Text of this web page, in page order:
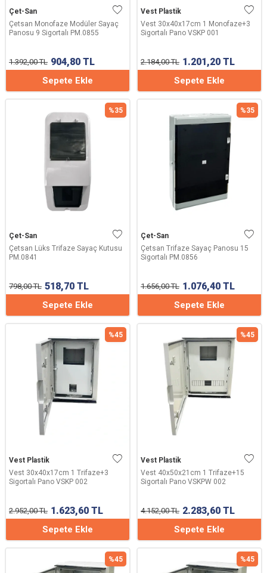
Çet-San
Çetsan Monofaze Modüler Sayaç
Panosu 9 Sigortalı PM.0855
1.392,00TL 904,80 TL
Sepete Ekle
Vest Plastik
Vest 30x40x17cm 1 Monofaze+3
Sigortalı Pano VSKP 001
2.184,00TL 1.201,20 TL
Sepete Ekle
%35
Çet-San
Çetsan Lüks Trifaze Sayaç Kutusu
PM.0841
798,00TL 518,70 TL
Sepete Ekle
%35
Çet-San
Çetsan Trifaze Sayaç Panosu 15
Sigortalı PM.0856
1.656,00TL 1.076,40 TL
Sepete Ekle
%45
Vest Plastik
Vest 30x40x17cm 1 Trifaze+3
Sigortalı Pano VSKP 002
2.952,00TL 1.623,60 TL
Sepete Ekle
%45
Vest Plastik
Vest 40x50x21cm 1 Trifaze+15
Sigortalı Pano VSKPW 002
4.152,00TL 2.283,60 TL
Sepete Ekle
%45 %45